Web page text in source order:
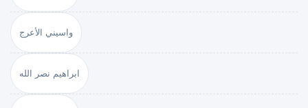
واسيني الأعرج
ابراهيم نصر الله